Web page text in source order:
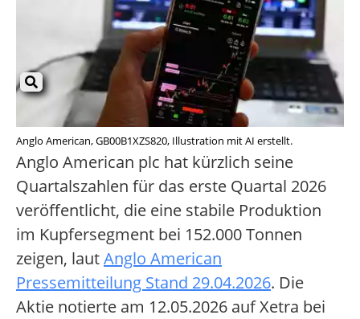
Anglo American, GB00B1XZS820, Illustration mit AI erstellt.
Anglo American plc hat kürzlich seine
Quartalszahlen für das erste Quartal 2026
veröffentlicht, die eine stabile Produktion
im Kupfersegment bei 152.000 Tonnen
zeigen, lautAnglo American
Pressemitteilung Stand 29.04.2026. Die
Aktie notierte am 12.05.2026 auf Xetra bei